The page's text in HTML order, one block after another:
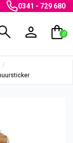
0341 - 729 680
person shopping_bag
0